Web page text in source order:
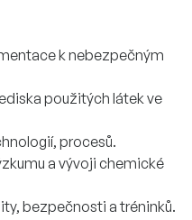
k nebezpečným
použitých látek ve
procesů.
a vývoji chemické
bezpečnosti a tréninků.